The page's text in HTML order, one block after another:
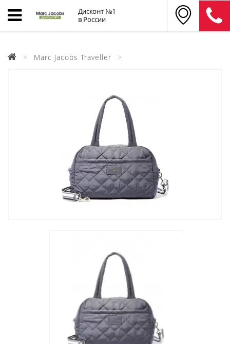
Дисконт №1
в России
Marc Jacobs Traveller